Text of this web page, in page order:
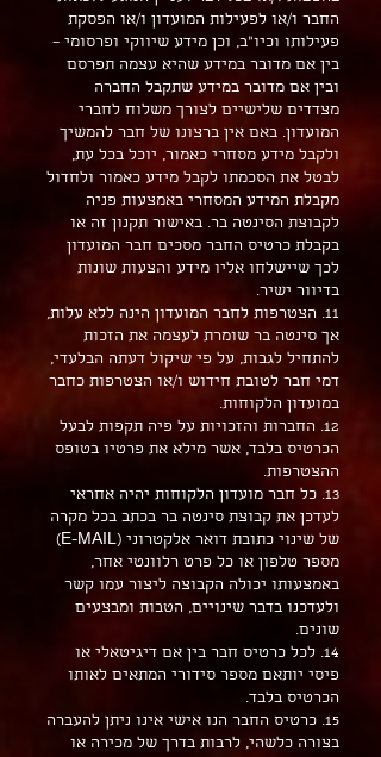
החבר ו/או לפעילות המועדון ו/או הפסקת
פעילותו וכיו"ב, וכן מידע שיווקי ופרסומי –
בין אם מדובר במידע שהיא עצמה תפרסם
ובין אם מדובר במידע שתקבל החברה
מצדדים שלישיים לצורך משלוח לחברי
המועדון. באם אין ברצונו של חבר להמשיך
ולקבל מידע מסחרי כאמור, יוכל בכל עת,
לבטל את הסכמתו לקבל מידע כאמור ולחדול
מקבלת המידע המסחרי באמצעות פניה
לקבוצת הסינטה בר. באישור תקנון זה או
בקבלת כרטיס החבר מסכים חבר המועדון
לכך שיישלחו אליו מידע והצעות שונות
בדיוור ישיר.
11. הצטרפות לחבר המועדון הינה ללא עלות,
אך סינטה בר שומרת לעצמה את הזכות
להתחיל לגבות, על פי שיקול דעתה הבלעדי,
דמי חבר לטובת חידוש ו/או הצטרפות כחבר
במועדון הלקוחות.
12. החברות והזכויות על פיה תקפות לבעל
הכרטיס בלבד, אשר מילא את פרטיו בטופס
ההצטרפות.
13. כל חבר מועדון הלקוחות יהיה אחראי
לעדכן את קבוצת סינטה בר בכתב בכל מקרה
של שינוי כתובת דואר אלקטרוני (E-MAIL)
מספר טלפון או כל פרט רלוונטי אחר,
באמצעותו יכולה הקבוצה ליצור עמו קשר
ולעדכנו בדבר שינויים, הטבות ומבצעים
שונים.
14. לכל כרטיס חבר בין אם דיגיטאלי או
פיסי יותאם מספר סידורי המתאים לאותו
הכרטיס בלבד.
15. כרטיס החבר הנו אישי אינו ניתן להעברה
בצורה כלשהי, לרבות בדרך של מכירה או